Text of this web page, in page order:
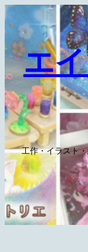
容
を
ス
キ
ッ
プ
エ
工作・イラスト